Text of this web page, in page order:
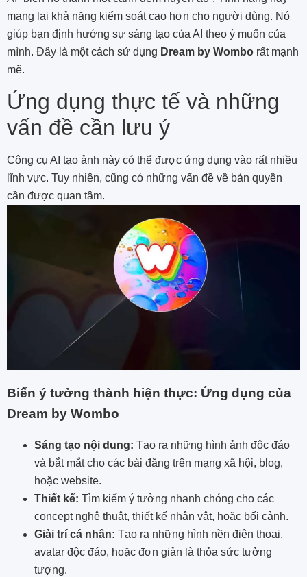
mang lại khả năng kiểm soát cao hơn cho người dùng. Nó
giúp bạn định hướng sự sáng tạo của AI theo ý muốn của
mình. Đây là một cách sử dụng Dream by Wombo rất mạnh
mẽ.
Ứng dụng thực tế và những
vấn đề cần lưu ý
Công cụ AI tạo ảnh này có thể được ứng dụng vào rất nhiều
lĩnh vực. Tuy nhiên, cũng có những vấn đề về bản quyền
cần được quan tâm.
Biến ý tưởng thành hiện thực: Ứng dụng của
Dream by Wombo
Sáng tạo nội dung: Tạo ra những hình ảnh độc đáo
và bắt mắt cho các bài đăng trên mạng xã hội, blog,
hoặc website.
Thiết kế: Tìm kiếm ý tưởng nhanh chóng cho các
concept nghệ thuật, thiết kế nhân vật, hoặc bối cảnh.
Giải trí cá nhân: Tạo ra những hình nền điện thoại,
avatar độc đáo, hoặc đơn giản là thỏa sức tưởng
tượng.